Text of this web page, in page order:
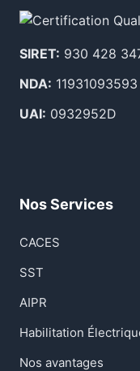
SIRET: 930 428
NDA: 11931093593
UAI: 0932952D
Nos Services
CACES
SST
AIPR
Habilitation
Nos avantages